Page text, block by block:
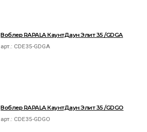
Воблер RAPALA КаунтДаун Элит 35 /GDGA
арт.: CDE35-GDGA
Воблер RAPALA КаунтДаун Элит 35 /GDGO
арт.: CDE35-GDGO